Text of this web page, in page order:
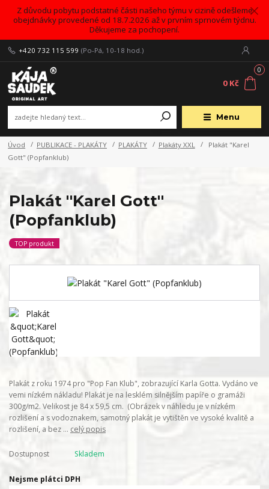
Z důvodu pobytu podstatné části našeho týmu v cizině odešleme
obejdnávky provedené od 18.7.2026 až v prvním sprnovém týdnu.
Děkujeme za pochopení.
Menu
+420 732 115 599 (Po-Pá, 10-18 hod.)
0
0 Kč
Úvod PUBLIKACE - PLAKÁTY PLAKÁTY Plakáty XXL
Plakát "Karel
Gott" (Popfanklub)
Plakát "Karel Gott"
(Popfanklub)
TOP produkt
Plakát z roku 1974 pro "Pop Fan Klub", zobrazující Karla Gotta. Vydáno ve
vemi nízkém nákladu! Plakát je na lesklém silnějším papíře o gramáži
300g/m2. Velikost je 84 x 59,5 cm. (Obrázek v náhledu je v nízkém
rozlišení a s vodoznakem, samotný plakát je vytištěn ve vysoké kvalitě a
rozlišení, a bez ... celý popis
Dostupnost Skladem
Nejsme plátci DPH